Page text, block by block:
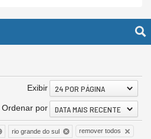
Exibir 24 POR PÁGINA
Ordenar por DATA MAIS RECENTE
rio grande do sul remover todos